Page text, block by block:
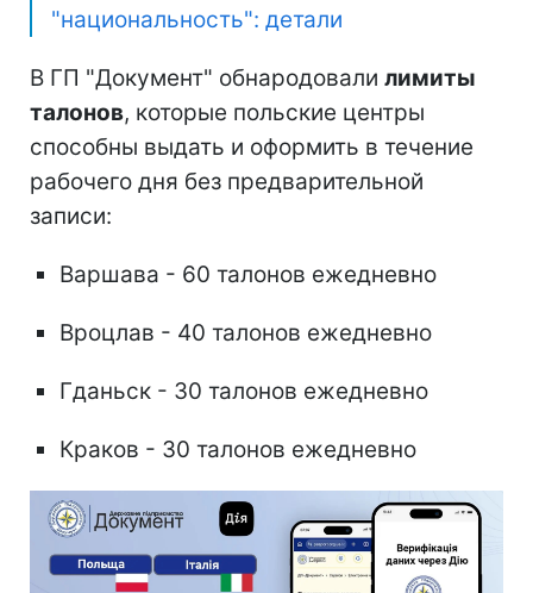
"национальность": детали
В ГП "Документ" обнародовали лимиты
талонов, которые польские центры
способны выдать и оформить в течение
рабочего дня без предварительной
записи:
Варшава - 60 талонов ежедневно
Вроцлав - 40 талонов ежедневно
Гданьск - 30 талонов ежедневно
Краков - 30 талонов ежедневно